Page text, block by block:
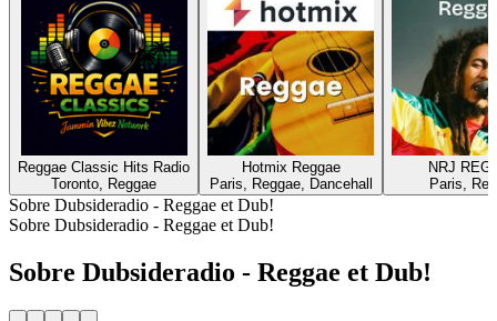
Reggae Classic Hits Radio
Toronto, Reggae
Hotmix Reggae
Paris, Reggae, Dancehall
NRJ
Paris,
Sobre Dubsideradio - Reggae et Dub!
Sobre Dubsideradio - Reggae et Dub!
Sobre Dubsideradio - Reggae et Dub!